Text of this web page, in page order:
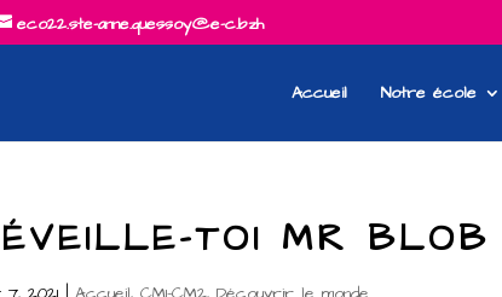
eco22.ste-anne.quessoy@e-c.bzh
Accueil Notre école
TOI MR BLOB